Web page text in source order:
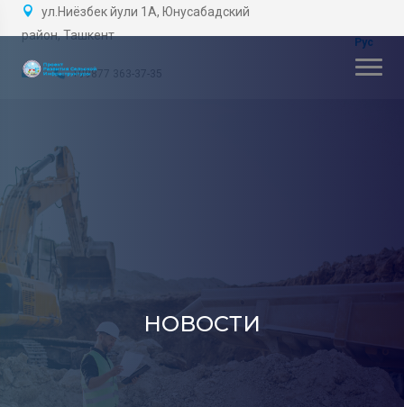
ул.Ниёзбек йули 1А, Юнусабадский
район, Ташкент
+99877 363-37-35
НОВОСТИ